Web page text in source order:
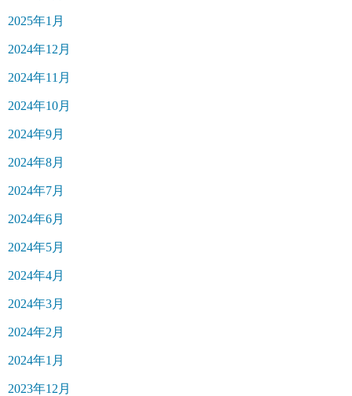
2025年1月
2024年12月
2024年11月
2024年10月
2024年9月
2024年8月
2024年7月
2024年6月
2024年5月
2024年4月
2024年3月
2024年2月
2024年1月
2023年12月